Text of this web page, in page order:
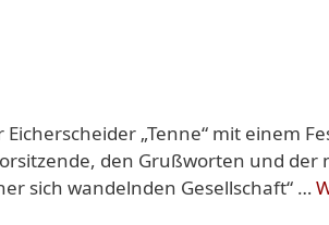
„Tenne“ mit einem
den Grußworten und der
sich wandelnden Gesellschaft“ …